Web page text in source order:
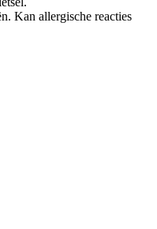
Kan allergische reacties